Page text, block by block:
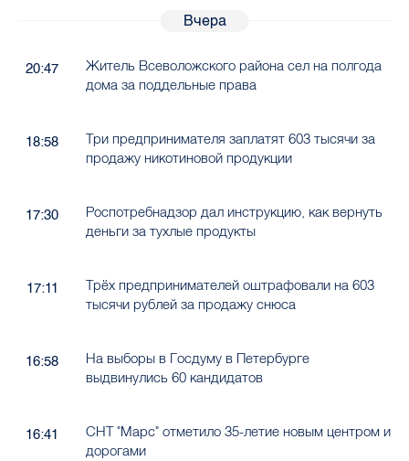
Вчера
20:47
Житель Всеволожского района сел на полгода
дома за поддельные права
18:58
Три предпринимателя заплатят 603 тысячи за
продажу никотиновой продукции
17:30
Роспотребнадзор дал инструкцию, как вернуть
деньги за тухлые продукты
17:11
Трёх предпринимателей оштрафовали на 603
тысячи рублей за продажу снюса
16:58
На выборы в Госдуму в Петербурге
выдвинулись 60 кандидатов
16:41
СНТ "Марс" отметило 35-летие новым центром и
дорогами